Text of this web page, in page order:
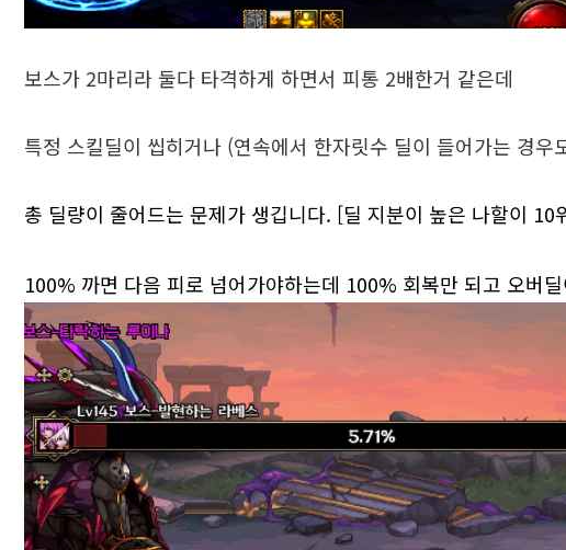
보스가 2마리라 둘다 타격하게 하면서 피통 2배한거 같은데
특정 스킬딜이 씹히거나 (연속에서 한자릿수 딜이 들어가는 경우
총 딜량이 줄어드는 문제가 생깁니다. [딜 지분이 높은 나할이 10
100% 까면 다음 피로 넘어가야하는데 100% 회복만 되고 오버